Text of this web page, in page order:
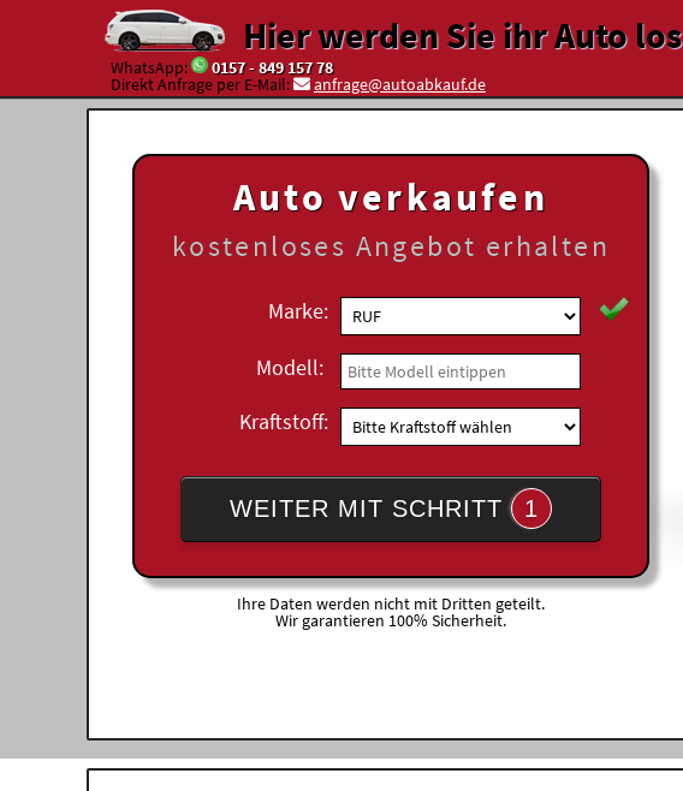
Hier werden Sie ihr Auto los
WhatsApp: 0157 - 849 157 78
Direkt Anfrage per E-Mail: anfrage@autoabkauf.de
Auto verkaufen
kostenloses Angebot erhalten
Marke:
Modell:
Kraftstoff:
WEITER MIT SCHRITT 1
Ihre Daten werden nicht mit Dritten geteilt.
Wir garantieren 100% Sicherheit.